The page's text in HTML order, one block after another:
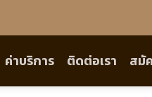
ค่าบริการ ติดต่อเรา สมั